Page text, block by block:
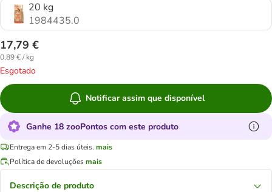
20 kg
1984435.0
17,79 €
0,89 € / kg
Esgotado
Notificar assim que disponível
Ganhe 18 zooPontos com este produto
Entrega em 2-5 dias úteis. mais
Política de devoluçõesmais
Descrição de produto